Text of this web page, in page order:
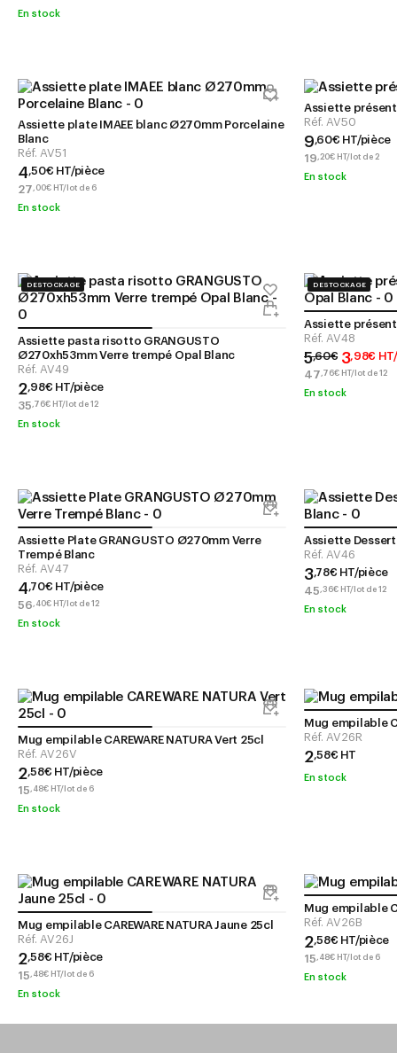
En stock
Assiette plate IMAEE blanc Ø270mm Porcelaine
Blanc
Réf. AV51
4,50€ HT/pièce
27, 00€ HT/lot de 6
En stock
Assiette
Réf. AV50
9,60€ HT/pièce
19,20€ HT/lot de 2
En stock
DESTOCKAGE
Assiette pasta risotto GRANGUSTO
Ø270xh53mm Verre trempé Opal Blanc
Réf. AV49
2,98€ HT/pièce
35, 76€ HT/lot de 12
En stock
DESTOCKAGE
Assiette
Réf. AV48
5,60€ 3,98€
47, 76€ HT/lot de 12
En stock
Assiette Plate GRANGUSTO Ø270mm Verre
Trempé Blanc
Réf. AV47
4,70€ HT/pièce
56, 40€ HT/lot de 12
En stock
Assiette Dessert
Réf. AV46
3,78€ HT/pièce
45,36€ HT/lot de 12
En stock
Mug empilable CAREWARE NATURA Vert 25cl
Réf. AV26V
2,58€ HT/pièce
15, 48€ HT/lot de 6
En stock
Mug empilable
Réf. AV26R
2,58€ HT
En stock
Mug empilable CAREWARE NATURA Jaune 25cl
Réf. AV26J
2,58€ HT/pièce
15, 48€ HT/lot de 6
En stock
Mug empilable
Réf. AV26B
2,58€ HT/pièce
15, 48€ HT/lot de 6
En stock